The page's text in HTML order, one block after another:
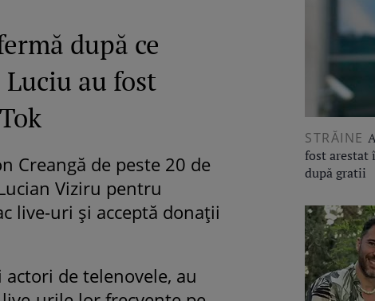
după ce
au fost
Creangă de peste 20 de
Viziru pentru
live-uri și acceptă donații
de telenovele, au
STRĂINE
fost arestat
după gratii